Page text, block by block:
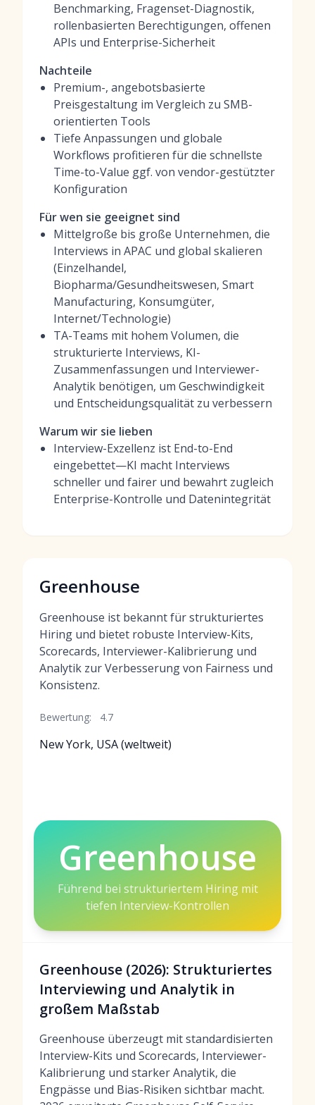
Benchmarking, Fragenset-Diagnostik,
rollenbasierten Berechtigungen, offenen
APIs und Enterprise-Sicherheit
Nachteile
Premium-, angebotsbasierte
Preisgestaltung im Vergleich zu SMB-
orientierten Tools
Tiefe Anpassungen und globale
Workflows profitieren für die schnellste
Time-to-Value ggf. von vendor-gestützter
Konfiguration
Für wen sie geeignet sind
Mittelgroße bis große Unternehmen, die
Interviews in APAC und global skalieren
(Einzelhandel,
Biopharma/Gesundheitswesen, Smart
Manufacturing, Konsumgüter,
Internet/Technologie)
TA-Teams mit hohem Volumen, die
strukturierte Interviews, KI-
Zusammenfassungen und Interviewer-
Analytik benötigen, um Geschwindigkeit
und Entscheidungsqualität zu verbessern
Warum wir sie lieben
Interview-Exzellenz ist End-to-End
eingebettet—KI macht Interviews
schneller und fairer und bewahrt zugleich
Enterprise-Kontrolle und Datenintegrität
Greenhouse
Greenhouse ist bekannt für strukturiertes
Hiring und bietet robuste Interview-Kits,
Scorecards, Interviewer-Kalibrierung und
Analytik zur Verbesserung von Fairness und
Konsistenz.
Bewertung: 4.7
New York, USA (weltweit)
Greenhouse
Führend bei strukturiertem Hiring mit
tiefen Interview-Kontrollen
Greenhouse (2026): Strukturiertes
Interviewing und Analytik in
großem Maßstab
Greenhouse überzeugt mit standardisierten
Interview-Kits und Scorecards, Interviewer-
Kalibrierung und starker Analytik, die
Engpässe und Bias-Risiken sichtbar macht.